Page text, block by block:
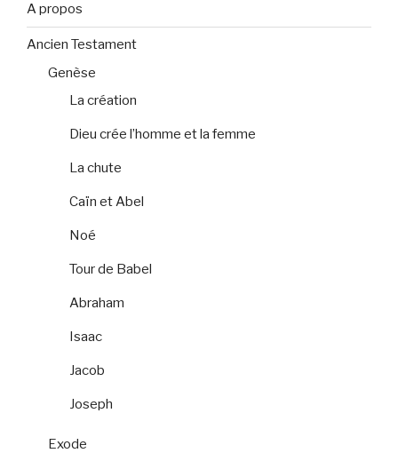
A propos
Ancien Testament
Genèse
La création
Dieu crée l’homme et la femme
La chute
Caïn et Abel
Noé
Tour de Babel
Abraham
Isaac
Jacob
Joseph
Exode